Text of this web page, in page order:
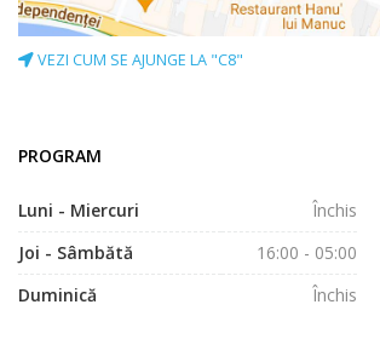
VEZI CUM SE AJUNGE LA "C8"
PROGRAM
Luni - Miercuri
Închis
Joi - Sâmbătă
16:00 - 05:00
Duminică
Închis